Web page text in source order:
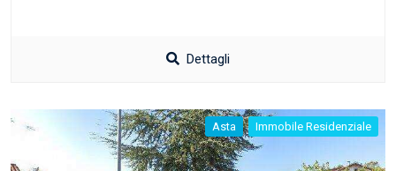
Dettagli
Asta Immobile Residenziale